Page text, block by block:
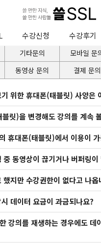
수강신청 수강후기
기타문의 모바일 문
동영상 문의 결제 문의
위한 휴대폰(태블릿) 사양은
릿)을 변경해도 강의를 계속
휴대폰(태블릿)에서 이용이
중 동영상이 끊기거나 버퍼링
했지만 수강권한이 없다고 나옵
데이터 요금이 과금되나요?
강의를 재생하는 경우에도 데